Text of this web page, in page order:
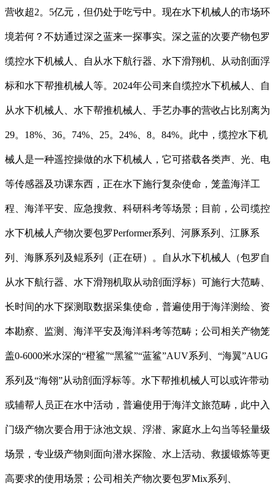
营收超2。5亿元，但仍处于吃亏中。现在水下机械人的市场环
境若何？不妨通过深之蓝来一探事实。深之蓝的次要产物包罗
缆控水下机械人、自从水下航行器、水下滑翔机、从动剖面浮
标和水下帮推机械人等。2024年公司来自缆控水下机械人、自
从水下机械人、水下帮推机械人、手艺办事的营收占比别离为
29。18%、36。74%、25。24%、8。84%。此中，缆控水下机
械人是一种遥控操做的水下机械人，它可搭载各类声、光、电
等传感器及功课东西，正在水下施行复杂使命，笼盖海洋工
程、海洋平安、应急搜救、科研科考等场景；目前，公司缆控
水下机械人产物次要包罗Performer系列、河豚系列、江豚系
列、海豚系列及鲲系列（正在研）。自从水下机械人（包罗自
从水下航行器、水下滑翔机取从动剖面浮标）可施行大范畴、
长时间的水下探测取数据采集使命，普遍使用于海洋测绘、资
本勘察、监测、海洋平安及海洋科考等范畴；公司相关产物笼
盖0-6000米水深的“橙鲨”“黑鲨”“蓝鲨”AUV系列、“海翼”AUG
系列及“海翎”从动剖面浮标等。水下帮推机械人可以或许带动
或辅帮人员正在水中活动，普遍使用于海洋文旅范畴，此中入
门级产物次要合用于泳池文娱、浮潜、家庭水上勾当等轻量级
场景，专业级产物则面向潜水探险、水上活动、救援锻炼等更
高要求的使用场景；公司相关产物次要包罗Mix系列、